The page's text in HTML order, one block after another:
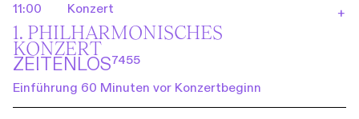
11:00 Konzert
1. PHILHARMO­NISCHES
KONZERT
ZEITENLOS⁷⁴⁵⁵
Einführung 60 Minuten vor Konzertbeginn
+